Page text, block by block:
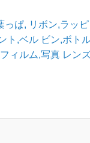
っぱ, リボン,ラッ
ト,ベル ビン,ボト
フィルム,写真 レン